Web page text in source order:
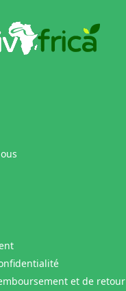
et de retour